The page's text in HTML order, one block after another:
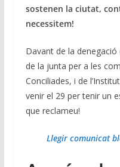
sostenen la ciutat,
necessitem!
Davant de la denegació
de la junta per a les
Conciliades, i de
venir el 29 per tenir un
que reclameu!
Llegir comunicat